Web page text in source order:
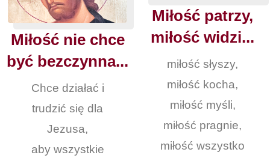
Miłość nie chce
być bezczynna...
Chce działać i
trudzić się dla
Jezusa,
aby wszystkie
Miłość patrzy,
miłość widzi...
miłość słyszy,
miłość kocha,
miłość myśli,
miłość pragnie,
miłość wszystko